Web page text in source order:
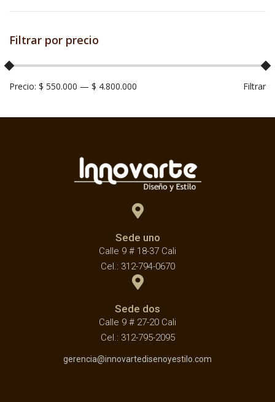
Filtrar por precio
Filtrar
Precio: $ 550.000 — $ 4.800.000
Sede uno
Calle 9 # 18-37 Cali
Cel.: 312-794-0670
Sede dos
Calle 9 # 27-20 Cali
Cel.: 312-795-2095
gerencia@innovartedisenoyestilo.com